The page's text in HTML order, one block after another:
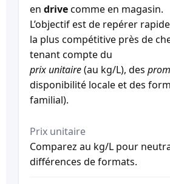
en drivecomme en magasin.
L’objectif est de repérer
la plus compétitive près de
tenant compte du
prix unitaire(au kg/L), des
disponibilité locale et des
familial).
Prix unitaire
Comparez au kg/L pour
différences de formats.